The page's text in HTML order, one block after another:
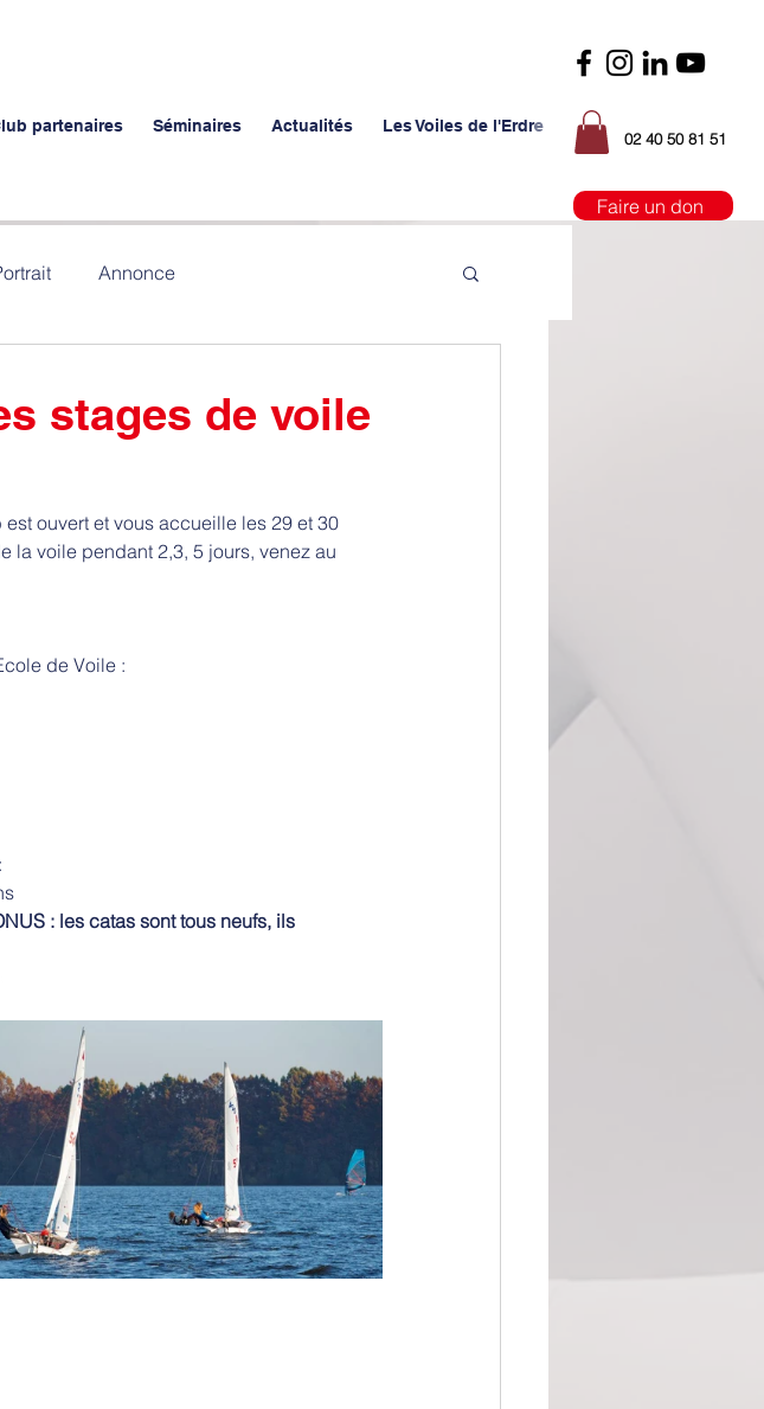
partenaires Séminaires Actualités Les Voiles de l'Erdre
02 40 50 81 51
Faire un don
Annonce
stages de voile
ouvert et vous accueille les 29 et 30
la voile pendant 2,3, 5 jours, venez au
de Voile :
: les catas sont tous neufs, ils